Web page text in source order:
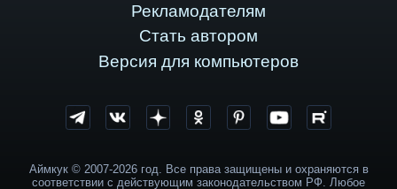
Рекламодателям
Стать автором
Версия для компьютеров
Аймкук © 2007-2026 год. Все права защищены и охраняются в
соответствии с действующим законодательством РФ. Любое